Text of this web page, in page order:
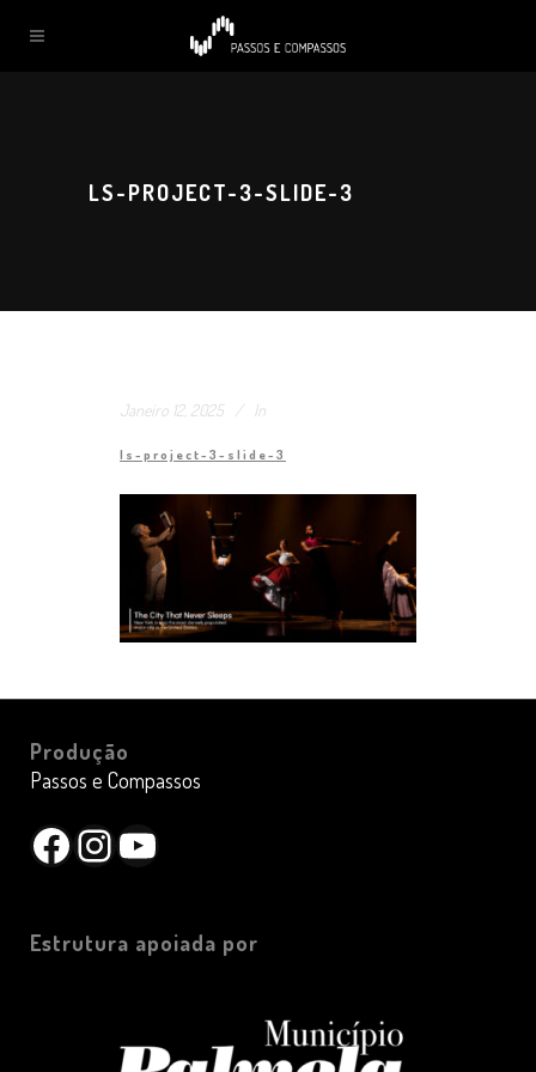
LS-PROJECT-3-SLIDE-3
Janeiro 12, 2025 In
ls-project-3-slide-3
Produção
Passos e Compassos
Facebook
Instagram
YouTube
Estrutura apoiada por